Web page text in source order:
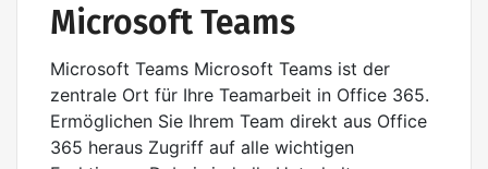
Microsoft Teams
Microsoft Teams Microsoft Teams ist der
zentrale Ort für Ihre Teamarbeit in Office 365.
Ermöglichen Sie Ihrem Team direkt aus Office
365 heraus Zugriff auf alle wichtigen